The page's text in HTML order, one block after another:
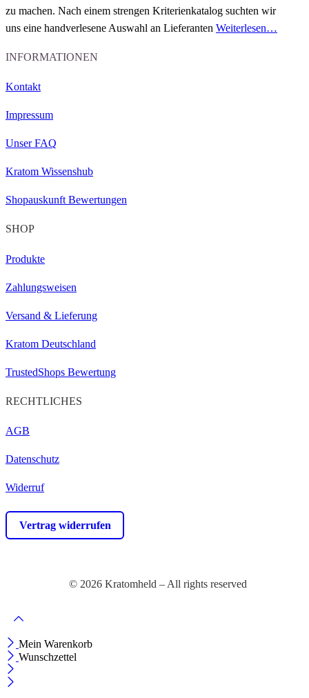
zu machen. Nach einem strengen Kriterienkatalog suchten wir
uns eine handverlesene Auswahl an Lieferanten Weiterlesen…
INFORMATIONEN
Kontakt
Impressum
Unser FAQ
Kratom Wissenshub
Shopauskunft Bewertungen
SHOP
Produkte
Zahlungsweisen
Versand & Lieferung
Kratom Deutschland
TrustedShops Bewertung
RECHTLICHES
AGB
Datenschutz
Widerruf
Vertrag widerrufen
© 2026 Kratomheld – All rights reserved
Mein Warenkorb
Wunschzettel